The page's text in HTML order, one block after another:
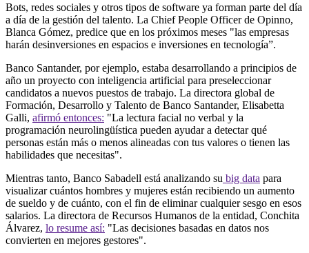
Bots, redes sociales y otros tipos de software ya forman parte del día
a día de la gestión del talento. La Chief People Officer de Opinno,
Blanca Gómez, predice que en los próximos meses "las empresas
harán desinversiones en espacios e inversiones en tecnología”.
Banco Santander, por ejemplo, estaba desarrollando a principios de
año un proyecto con inteligencia artificial para preseleccionar
candidatos a nuevos puestos de trabajo. La directora global de
Formación, Desarrollo y Talento de Banco Santander, Elisabetta
Galli, afirmó entonces: "La lectura facial no verbal y la
programación neurolingüística pueden ayudar a detectar qué
personas están más o menos alineadas con tus valores o tienen las
habilidades que necesitas".
Mientras tanto, Banco Sabadell está analizando su big data para
visualizar cuántos hombres y mujeres están recibiendo un aumento
de sueldo y de cuánto, con el fin de eliminar cualquier sesgo en esos
salarios. La directora de Recursos Humanos de la entidad, Conchita
Álvarez, lo resume así: "Las decisiones basadas en datos nos
convierten en mejores gestores".